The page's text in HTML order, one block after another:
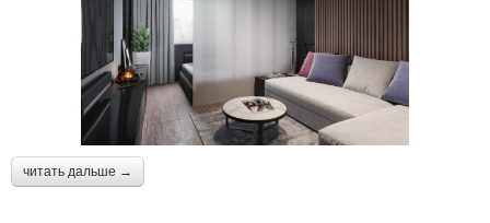
читать дальше →